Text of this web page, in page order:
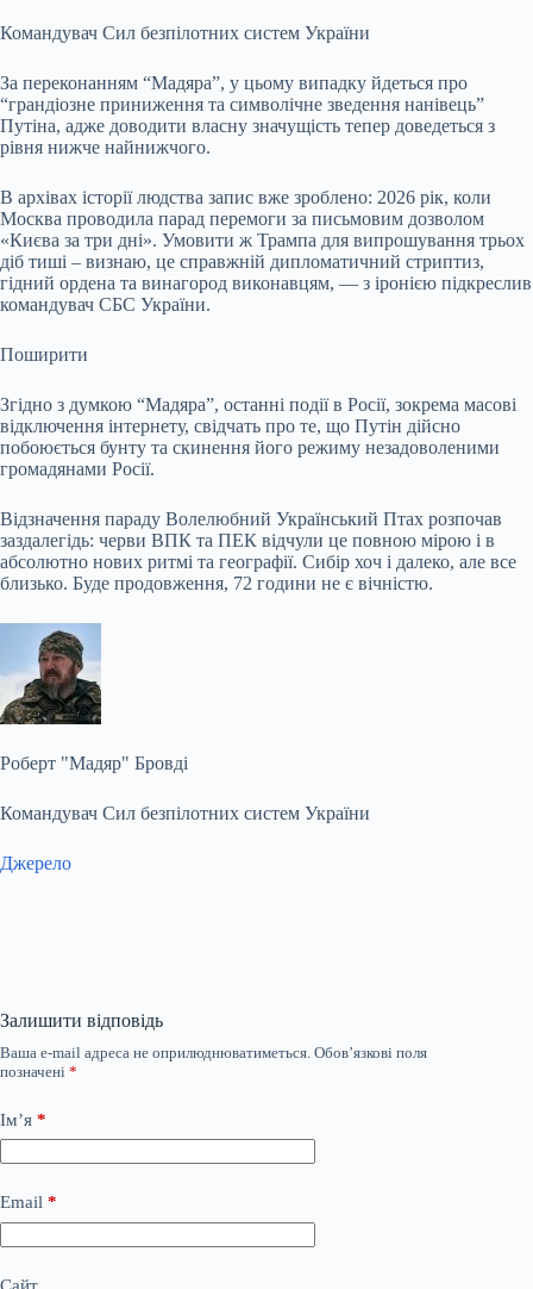
Командувач Сил безпілотних систем України
За переконанням “Мадяра”, у цьому випадку йдеться про
“грандіозне приниження та символічне зведення нанівець”
Путіна, адже доводити власну значущість тепер доведеться з
рівня нижче найнижчого.
В архівах історії людства запис вже зроблено: 2026 рік, коли
Москва проводила парад перемоги за письмовим дозволом
«Києва за три дні». Умовити ж Трампа для випрошування трьох
діб тиші – визнаю, це справжній дипломатичний стриптиз,
гідний ордена та винагород виконавцям, — з іронією підкреслив
командувач СБС України.
Поширити
Згідно з думкою “Мадяра”, останні події в Росії, зокрема масові
відключення інтернету, свідчать про те, що Путін дійсно
побоюється бунту та скинення його режиму незадоволеними
громадянами Росії.
Відзначення параду Волелюбний Український Птах розпочав
заздалегідь: черви ВПК та ПЕК відчули це повною мірою і в
абсолютно нових ритмі та географії. Сибір хоч і далеко, але все
близько. Буде продовження, 72 години не є вічністю.
Роберт "Мадяр" Бровді
Командувач Сил безпілотних систем України
Джерело
Залишити відповідь
Ваша e-mail адреса не оприлюднюватиметься. Обов’язкові поля
позначені *
Ім’я *
Email *
Сайт